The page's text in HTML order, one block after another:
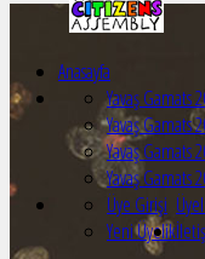
Anasayfa
Yavaş Gamats
Yavaş Gamats
Yavaş Gamats
Yavaş Gamats
Üye Girişi
Yeni Üyelik